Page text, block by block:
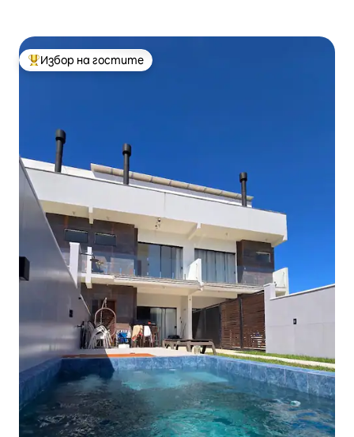
Най-популярен избор на гостите
Избор на гостите